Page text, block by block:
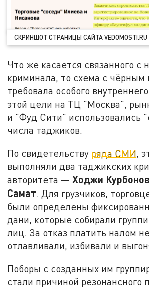
СКРИНШОТ СТРАНИЦЫ САЙТА VEDOMOSTI.RU
Что же касается связанного с
криминала, то схема с чёрным
требовала особого
этой цели на ТЦ "Москва",
и "Фуд Сити" использовались
числа таджиков.
По свидетельству ряда СМИ,
выполняли два таджикских
авторитета —Ходжи Курбонов
Самат. Для грузчиков,
были определены
дани, которые собирали
лиц. За отказ платить налом
отлавливали, избивали и
Поборы с созданных им
стали причиной резонансного